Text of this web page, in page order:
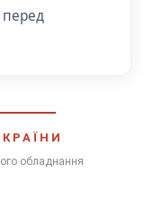
перед
обладнання